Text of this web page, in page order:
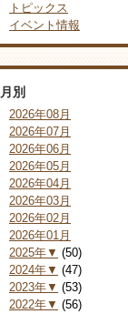
トピックス
イベント情報
月別
2026年08月
2026年07月
2026年06月
2026年05月
2026年04月
2026年03月
2026年02月
2026年01月
2025年▼ (50)
2024年▼ (47)
2023年▼ (53)
2022年▼ (56)